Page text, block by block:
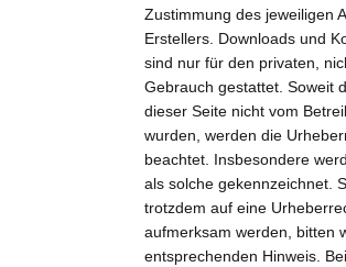
Zustimmung des jeweiligen
Erstellers. Downloads und
sind nur für den privaten,
Gebrauch gestattet. Soweit
dieser Seite nicht vom
wurden, werden die
beachtet. Insbesondere
als solche gekennzeichnet.
trotzdem auf eine
aufmerksam werden, bitten
entsprechenden Hinweis.